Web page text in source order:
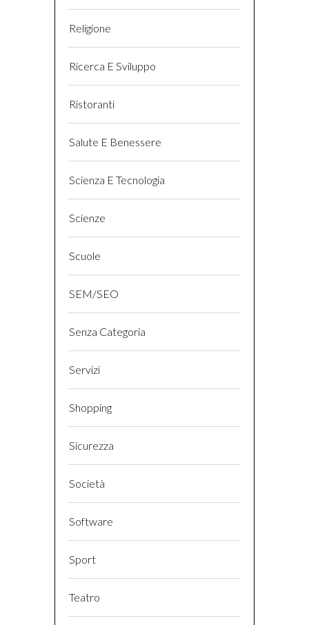
Religione
Ricerca E Sviluppo
Ristoranti
Salute E Benessere
Scienza E Tecnologia
Scienze
Scuole
SEM/SEO
Senza Categoria
Servizi
Shopping
Sicurezza
Società
Software
Sport
Teatro